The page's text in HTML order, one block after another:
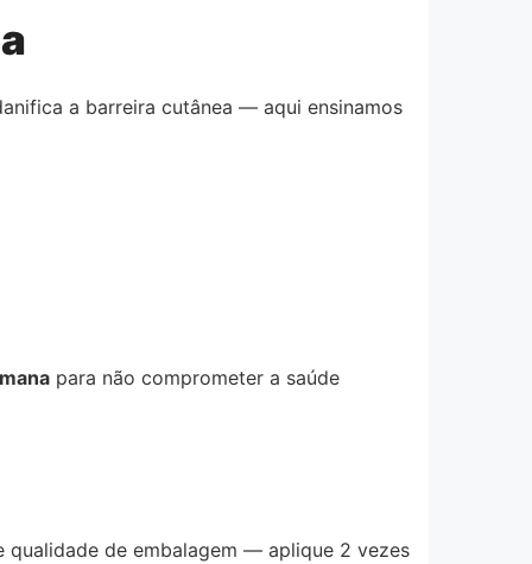
a barreira cutânea — aqui ensinamos
para não comprometer a saúde
qualidade de embalagem — aplique 2 vezes